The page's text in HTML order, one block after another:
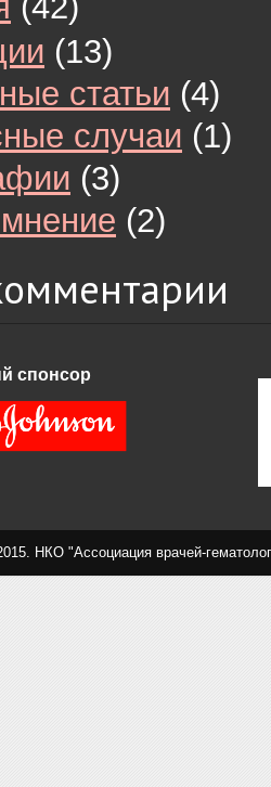
(13)
статьи (4)
случаи (1)
(3)
(2)
спонсор
НКО "Ассоциация врачей-